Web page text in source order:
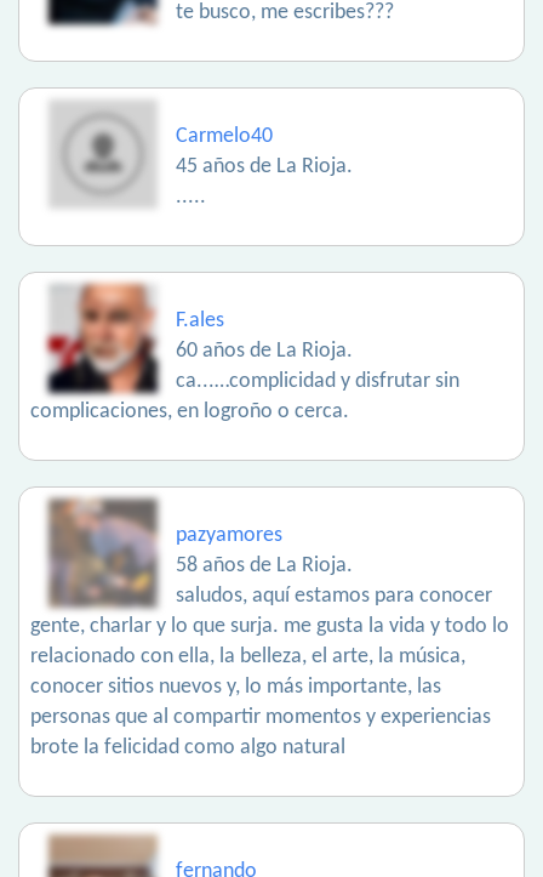
te busco, me escribes???
Carmelo40
45 años de La Rioja.
.....
F.ales
60 años de La Rioja.
ca...…complicidad y disfrutar sin
complicaciones, en logroño o cerca.
pazyamores
58 años de La Rioja.
saludos, aquí estamos para conocer
gente, charlar y lo que surja. me gusta la vida y todo lo
relacionado con ella, la belleza, el arte, la música,
conocer sitios nuevos y, lo más importante, las
personas que al compartir momentos y experiencias
brote la felicidad como algo natural
fernando